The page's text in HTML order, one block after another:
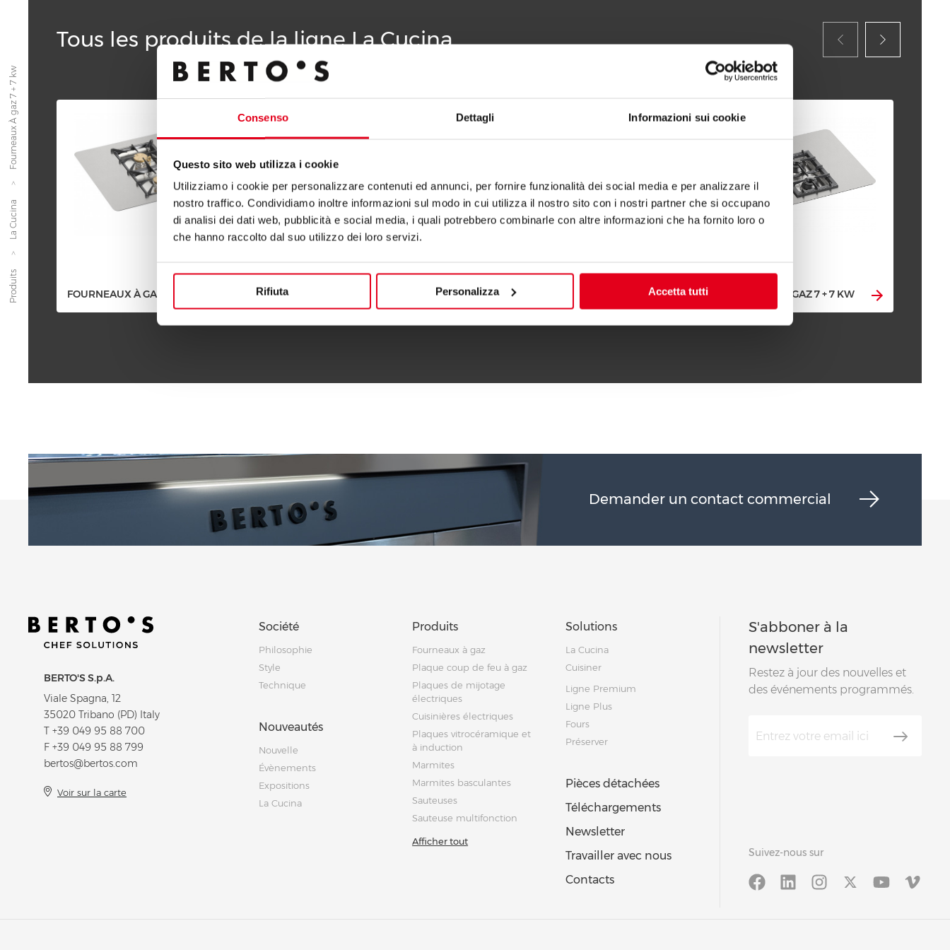
Consenso Dettagli Informazioni sui cookie
Questo sito web utilizza i cookie
Utilizziamo i cookie per personalizzare contenuti ed annunci, per fornire funzionalità dei social media e per analizzare il
nostro traffico. Condividiamo inoltre informazioni sul modo in cui utilizza il nostro sito con i nostri partner che si occupano
di analisi dei dati web, pubblicità e social media, i quali potrebbero combinarle con altre informazioni che ha fornito loro o
che hanno raccolto dal suo utilizzo dei loro servizi.
Rifiuta Personalizza Accetta tutti
Produits
La Cucina
Fourneaux À gaz 7 + 7 kw
Tous les produits de la ligne La Cucina
FOURNEAUX À GAZ 6 + 10 KW FOURNEAUX À GAZ 10 + 10 KW FOURNEAUX À GAZ 6 + 6 KW FOURNEAUX À GAZ 7 + 7 KW
Demander un contact commercial
BERTO'S S.p.A.
Viale Spagna, 12
35020 Tribano (PD) Italy
T +39 049 95 88 700
F +39 049 95 88 799
bertos@bertos.com
Voir sur la carte
Société
Philosophie
Style
Technique
Nouveautés
Nouvelle
Évènements
Expositions
La Cucina
Produits
Fourneaux à gaz
Plaque coup de feu à gaz
Plaques de mijotage
électriques
Cuisinières électriques
Plaques vitrocéramique et
à induction
Marmites
Marmites basculantes
Sauteuses
Sauteuse multifonction
Afficher tout
Solutions
La Cucina
Cuisiner
Ligne Premium
Ligne Plus
Fours
Préserver
Pièces détachées
Téléchargements
Newsletter
Travailler avec nous
Contacts
S'abboner à la
newsletter
Restez à jour des nouvelles et
des événements programmés.
Suivez-nous sur